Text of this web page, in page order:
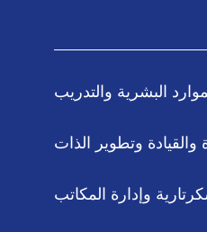
البشرية والتدريب
والقيادة وتطوير الذات
وإدارة المكاتب